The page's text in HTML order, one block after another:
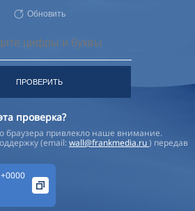
Обновить
ПРОВЕРИТЬ
проверка?
браузера привлекло наше внимание.
(email:wall@frankmedia.ru) передав